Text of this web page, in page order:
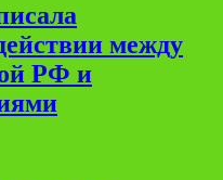
между
РФ и